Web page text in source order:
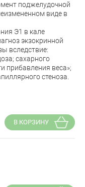
поджелудочной
виде в
Э1 в кале
экзокринной
вследствие:
сахарного
прибавления веса»;
стеноза.
В КОРЗИНУ